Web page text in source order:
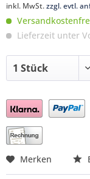
inkl. MwSt.zzgl. evtl.
Lieferzeit unter
Preis anfragen
Merken